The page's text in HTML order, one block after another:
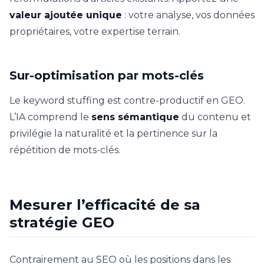
valeur ajoutée unique : votre analyse, vos données
propriétaires, votre expertise terrain.
Sur-optimisation par mots-clés
Le keyword stuffing est contre-productif en GEO.
L’IA comprend le sens sémantique du contenu et
privilégie la naturalité et la pertinence sur la
répétition de mots-clés.
Mesurer l’efficacité de sa
stratégie GEO
Contrairement au SEO où les positions dans les